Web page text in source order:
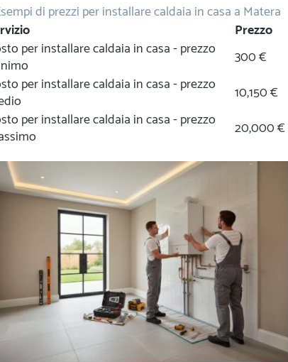
di prezzi per installare caldaia in casa a Matera
Prezzo
per installare caldaia in casa - prezzo
300 €
per installare caldaia in casa - prezzo
10,150 €
per installare caldaia in casa - prezzo
20,000 €